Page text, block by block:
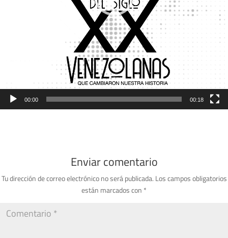
00:00 00:18
Enviar comentario
Tu dirección de correo electrónico no será publicada. Los campos obligatorios
están marcados con *